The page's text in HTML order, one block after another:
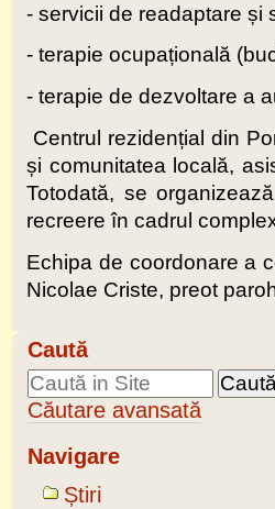
- servicii de readaptare și
- terapie ocupațională
- terapie de dezvoltare a
Centrul rezidențial din
și comunitatea locală,
Totodată, se
recreere în cadrul
Echipa de coordonare a
Nicolae Criste, preot
Caută
Căutare avansată
Navigare
Știri